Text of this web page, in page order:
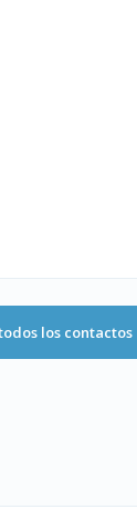
los contactos